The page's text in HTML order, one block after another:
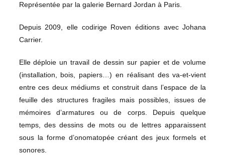
Représentée par la galerie Bernard Jordan à Paris.
Depuis 2009, elle codirige Roven éditions avec Johana
Carrier.
Elle déploie un travail de dessin sur papier et de volume
(installation, bois, papiers…) en réalisant des va-et-vient
entre ces deux médiums et construit dans l’espace de la
feuille des structures fragiles mais possibles, issues de
mémoires d’armatures ou de corps. Depuis quelque
temps, des dessins de mots ou de lettres apparaissent
sous la forme d’onomatopée créant des jeux formels et
sonores.